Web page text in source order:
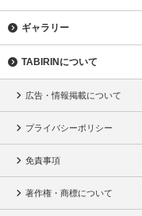
ギャラリー
TABIRINについて
広告・情報掲載について
プライバシーポリシー
免責事項
著作権・商標について